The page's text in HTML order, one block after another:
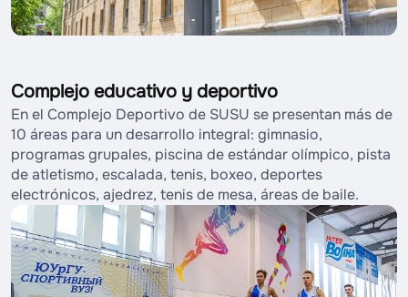
Complejo educativo y deportivo
En el Complejo Deportivo de SUSU se presentan más de
10 áreas para un desarrollo integral: gimnasio,
programas grupales, piscina de estándar olímpico, pista
de atletismo, escalada, tenis, boxeo, deportes
electrónicos, ajedrez, tenis de mesa, áreas de baile.